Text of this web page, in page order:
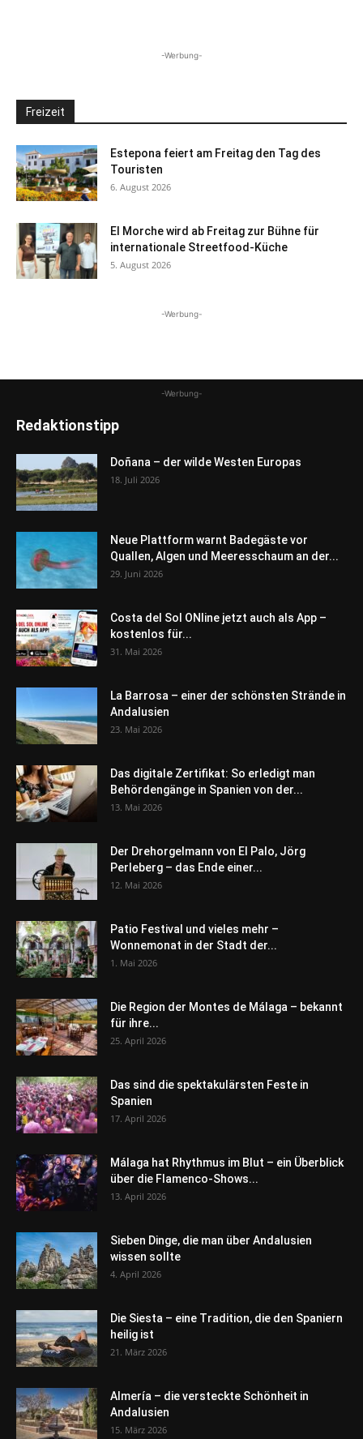
-Werbung-
Freizeit
Estepona feiert am Freitag den Tag des
Touristen
6. August 2026
El Morche wird ab Freitag zur Bühne für
internationale Streetfood-Küche
5. August 2026
-Werbung-
-Werbung-
Redaktionstipp
Doñana – der wilde Westen Europas
18. Juli 2026
Neue Plattform warnt Badegäste vor
Quallen, Algen und Meeresschaum an der...
29. Juni 2026
Costa del Sol ONline jetzt auch als App –
kostenlos für...
31. Mai 2026
La Barrosa – einer der schönsten Strände in
Andalusien
23. Mai 2026
Das digitale Zertifikat: So erledigt man
Behördengänge in Spanien von der...
13. Mai 2026
Der Drehorgelmann von El Palo, Jörg
Perleberg – das Ende einer...
12. Mai 2026
Patio Festival und vieles mehr –
Wonnemonat in der Stadt der...
1. Mai 2026
Die Region der Montes de Málaga – bekannt
für ihre...
25. April 2026
Das sind die spektakulärsten Feste in
Spanien
17. April 2026
Málaga hat Rhythmus im Blut – ein Überblick
über die Flamenco-Shows...
13. April 2026
Sieben Dinge, die man über Andalusien
wissen sollte
4. April 2026
Die Siesta – eine Tradition, die den Spaniern
heilig ist
21. März 2026
Almería – die versteckte Schönheit in
Andalusien
15. März 2026